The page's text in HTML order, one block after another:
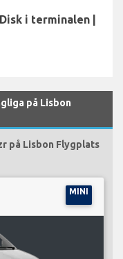
i terminalen |
på Lisbon
på Lisbon Flygplats
MINI